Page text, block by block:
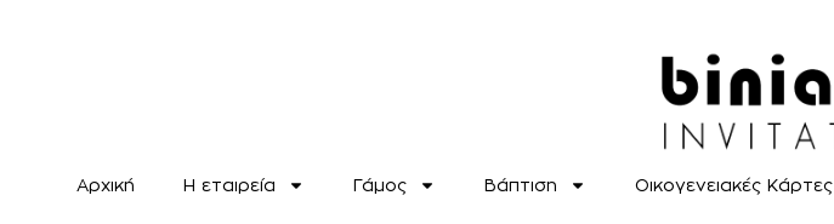
Αρχική H εταιρεία Γάμος Βάπτιση Οικογενειακές Κάρτες